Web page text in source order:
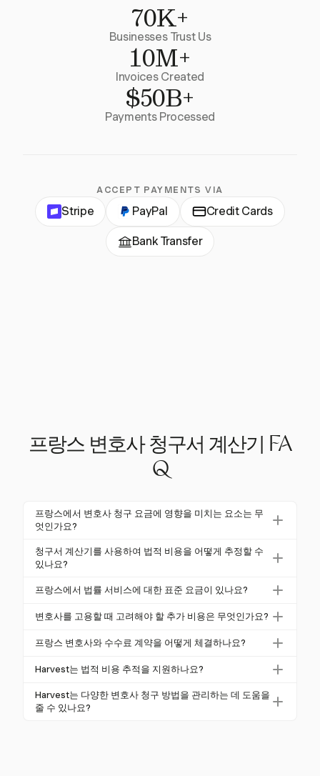
70K+
Businesses Trust Us
10M+
Invoices Created
$50B+
Payments Processed
ACCEPT PAYMENTS VIA
Stripe PayPal Credit Cards
Bank Transfer
프랑스 변호사 청구서 계산기 FA
Q
프랑스에서 변호사 청구 요금에 영향을 미치는 요소는 무
엇인가요?
프랑스에서 변호사 청구 요금은 사건의 복잡성, 변호사
의 전문성 및 고객의 재정 상황 등 여러 요인에 의해 영
따라 €150에서 €600 이상까지 다양할 수 있습니다.
청구서 계산기를 사용하여 법적 비용을 어떻게 추정할 수
있나요?
청구서 계산기를 사용하면 시간당 요금, 사건의 복잡성
비용을 추정할 수 있습니다. 이는 예산을 세우고 변호
됩니다.
프랑스에서 법률 서비스에 대한 표준 요금이 있나요?
프랑스 변호사는 고정 요금이 없기 때문에 표준 요금으
간에 협상되며, 전문화 및 위치에 따라 요금이 다릅니
변호사를 고용할 때 고려해야 할 추가 비용은 무엇인가요?
변호사 수수료 외에도 법원 제출 수수료 및 여행 비용
요금과는 별개이며 총 비용에 상당한 영향을 미칠 수
프랑스 변호사와 수수료 계약을 어떻게 체결하나요?
수수료 계약을 체결하려면 모든 조건이 서면 계약에 명
수료 계산 방법 및 성공 수수료가 포함되어야 하며, 법
적 계약을 위한 투명한 프레임워크를 제공합니다.
Harvest는 법적 비용 추적을 지원하나요?
네, Harvest는 전문 수수료 및 여행 및 관리 비용과 같
은 추가 비용을 포함하여 법적 비용 추적을 지원합니
Harvest는 다양한 변호사 청구 방법을 관리하는 데 도움을
줄 수 있나요?